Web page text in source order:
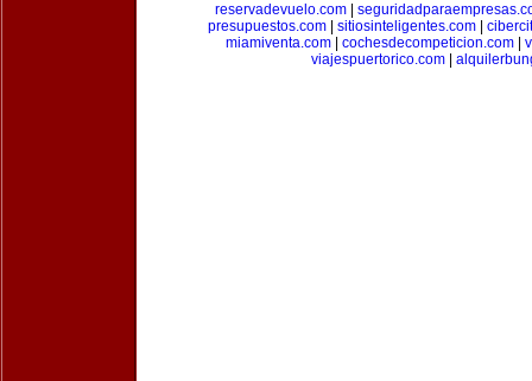
reservadevuelo.com
presupuestos.com| sitiosinteligentes.com|
miamiventa.com
cochesdecompeticion.com
viajespuertorico.com|